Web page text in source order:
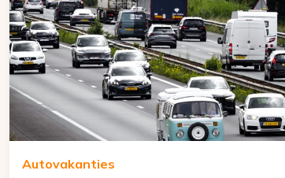
Autovakanties